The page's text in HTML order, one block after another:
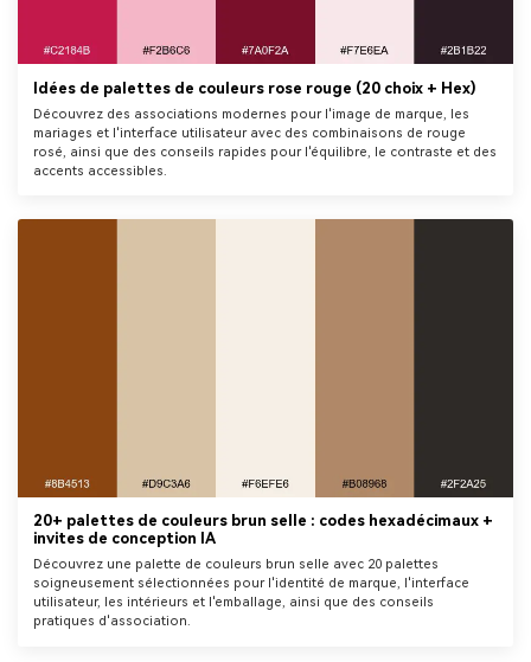
Idées de palettes de couleurs rose rouge (20 choix + Hex)
Découvrez des associations modernes pour l'image de marque, les
mariages et l'interface utilisateur avec des combinaisons de rouge
rosé, ainsi que des conseils rapides pour l'équilibre, le contraste et des
accents accessibles.
20+ palettes de couleurs brun selle : codes hexadécimaux +
invites de conception IA
Découvrez une palette de couleurs brun selle avec 20 palettes
soigneusement sélectionnées pour l'identité de marque, l'interface
utilisateur, les intérieurs et l'emballage, ainsi que des conseils
pratiques d'association.